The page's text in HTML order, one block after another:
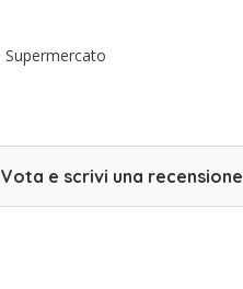
Supermercato
Vota e scrivi una recensione